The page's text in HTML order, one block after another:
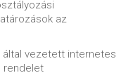
az
vezetett internetes
rendelet